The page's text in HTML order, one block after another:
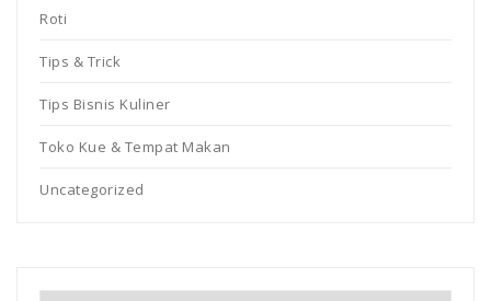
Roti
Tips & Trick
Tips Bisnis Kuliner
Toko Kue & Tempat Makan
Uncategorized